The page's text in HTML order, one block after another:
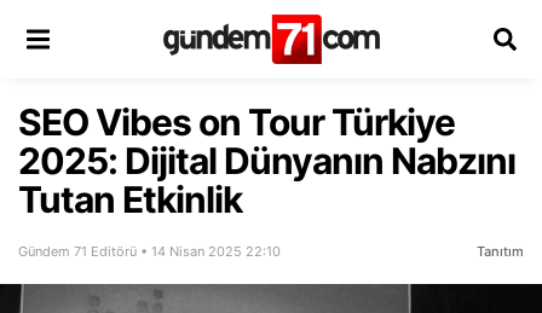
SEO Vibes on Tour Türkiye
2025: Dijital Dünyanın Nabzını
Tutan Etkinlik
Gündem 71 Editörü • 14 Nisan 2025 22:10 Tanıtım